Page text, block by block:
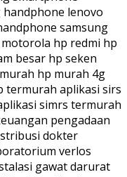
lenovo
samsung
hp redmi hp
besar hp seken
hp murah 4g
termurah aplikasi sirs
simrs termurah
pengadaan
dokter
verlos
gawat darurat